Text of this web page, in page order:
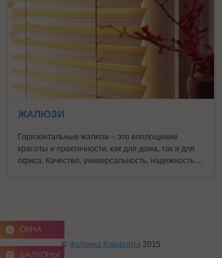
ОКНА
БАЛКОНЫ
ЖАЛЮЗИ
Горизонтальные жалюзи – это воплощение
красоты и практичности, как для дома, так и для
офиса. Качество, универсальность, надежность ...
© Фабрика Комфорта 2015